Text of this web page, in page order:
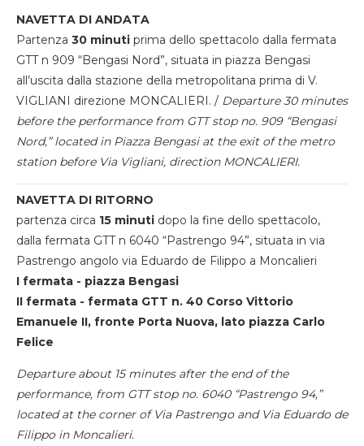
NAVETTA DI ANDATA
Partenza 30 minuti prima dello spettacolo dalla fermata
GTT n 909 “Bengasi Nord”, situata in piazza Bengasi
all’uscita dalla stazione della metropolitana prima di V.
VIGLIANI direzione MONCALIERI. / Departure 30 minutes
before the performance from GTT stop no. 909 “Bengasi
Nord,” located in Piazza Bengasi at the exit of the metro
station before Via Vigliani, direction MONCALIERI.
NAVETTA DI RITORNO
partenza circa 15 minuti dopo la fine dello spettacolo,
dalla fermata GTT n 6040 “Pastrengo 94”, situata in via
Pastrengo angolo via Eduardo de Filippo a Moncalieri
I fermata - piazza Bengasi
II fermata - fermata GTT n. 40 Corso Vittorio
Emanuele II, fronte Porta Nuova, lato piazza Carlo
Felice
Departure about 15 minutes after the end of the
performance, from GTT stop no. 6040 “Pastrengo 94,”
located at the corner of Via Pastrengo and Via Eduardo de
Filippo in Moncalieri.